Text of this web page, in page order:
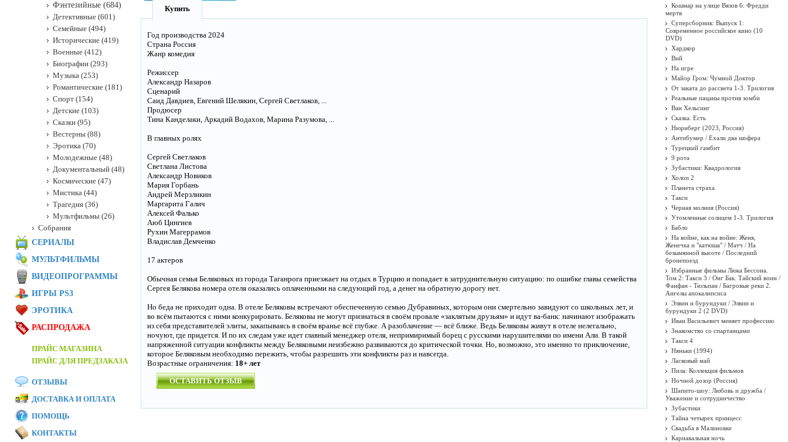
Купить
Год производства 2024
Страна Россия
Жанр комедия
Режиссер
Александр Назаров
Сценарий
Саид Давдиев, Евгений Шелякин, Сергей Светлаков, ...
Продюсер
Тина Канделаки, Аркадий Водахов, Марина Разумова, ...
В главных ролях
Сергей Светлаков
Светлана Листова
Александр Новиков
Мария Горбань
Андрей Мерзликин
Маргарита Галич
Алексей Фалько
Аюб Цингиев
Рухин Магеррамов
Владислав Демченко
17 актеров
Обычная семья Беляковых из города Таганрога приезжает на отдых в Турцию и попадает в затруднительную ситуацию: по ошибке главы семейства
Сергея Белякова номера отеля оказались оплаченными на следующий год, а денег на обратную дорогу нет.
Но беда не приходит одна. В отеле Беляковы встречают обеспеченную семью Дубравиных, которым они смертельно завидуют со школьных лет, и
во всём пытаются с ними конкурировать. Беляковы не могут признаться в своём провале «заклятым друзьям» и идут ва-банк: начинают изображать
из себя представителей элиты, закапываясь в своём вранье всё глубже. А разоблачение — всё ближе. Ведь Беляковы живут в отеле нелегально,
ночуют, где придется. И по их следам уже идет главный менеджер отеля, непримиримый борец с русскими нарушителями по имени Али. В такой
напряженной ситуации конфликты между Беляковыми неизбежно развиваются до критической точки. Но, возможно, это именно то приключение,
которое Беляковым необходимо пережить, чтобы разрешить эти конфликты раз и навсегда.
Возрастные ограничения: 18+ лет
ОСТАВИТЬ ОТЗЫВ
Фэнтезийные (684)
Детективные (601)
Семейные (494)
Исторические (419)
Военные (412)
Биографии (293)
Музыка (253)
Романтические (181)
Спорт (154)
Детские (103)
Сказки (95)
Вестерны (88)
Эротика (70)
Молодежные (48)
Документальный (48)
Космические (47)
Мистика (44)
Трагедия (36)
Мультфильмы (26)
Собрания
СЕРИАЛЫ
МУЛЬТФИЛЬМЫ
ВИДЕОПРОГРАММЫ
ИГРЫ PS3
ЭРОТИКА
РАСПРОДАЖА
ПРАЙС МАГАЗИНА
ПРАЙС ДЛЯ ПРЕДЗАКАЗА
ОТЗЫВЫ
ДОСТАВКА И ОПЛАТА
ПОМОЩЬ
КОНТАКТЫ
Кошмар на улице Вязов 6: Фредди
мертв
Суперсборник: Выпуск 1:
Современное российское кино (10
DVD)
Хардкор
Вий
На игре
Майор Гром: Чумной Доктор
От заката до рассвета 1-3. Трилогия
Реальные пацаны против зомби
Ван Хельсинг
Сказка. Есть
Нюрнберг (2023, Россия)
Антибумер / Ехали два шофера
Турецкий гамбит
9 рота
Зубастики: Квадрология
Холоп 2
Планета страха
Такси
Черная молния (Россия)
Утомленные солнцем 1-3. Трилогия
Бабло
На войне, как на войне: Женя,
Женечка и "катюша" / Матч / На
безымянной высоте / Последний
бронепоезд
Избранные фильмы Люка Бессона.
Том 2: Такси 3 / Онг Бак. Тайский воин /
Фанфан - Тюльпан / Багровые реки 2.
Ангелы апокалипсиса
Элвин и бурундуки / Элвин и
бурундуки 2 (2 DVD)
Иван Васильевич меняет профессию
Знакомство со спартанцами
Такси 4
Няньки (1994)
Ласковый май
Пила: Коллекция фильмов
Ночной дозор (Россия)
Шапито-шоу: Любовь и дружба /
Уважение и сотрудничество
Зубастики
Тайна четырех принцесс
Свадьба в Малиновке
Карнавальная ночь